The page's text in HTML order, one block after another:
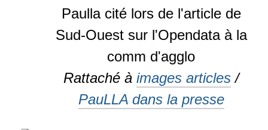
Paulla cité lors de l'article de
Sud-Ouest sur l'Opendata à la
comm d'agglo
Rattaché à images articles /
PauLLA dans la presse